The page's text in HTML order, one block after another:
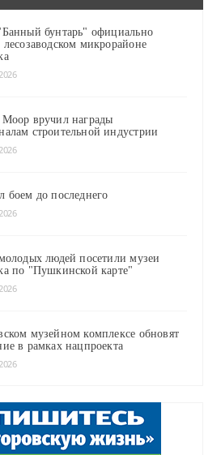
бунтарь" официально
лесозаводском микрорайоне
Моор вручил награды
строительной индустрии
боем до последнего
людей посетили музеи
по "Пушкинской карте"
музейном комплексе обновят
в рамках нацпроекта